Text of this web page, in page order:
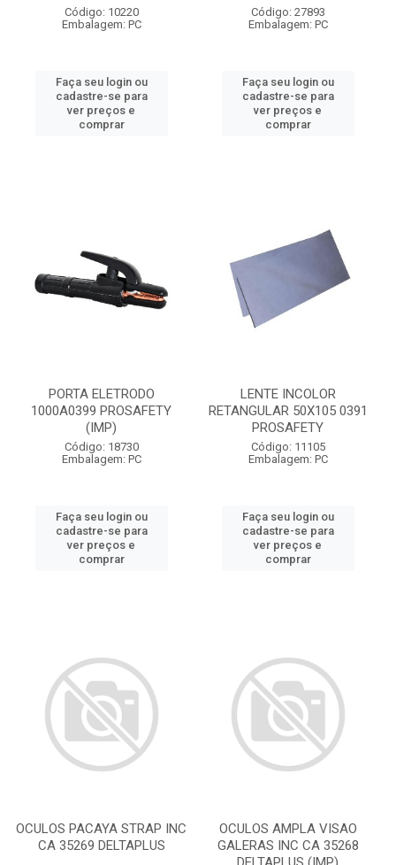
Código: 10220
Embalagem: PC
Faça seu login ou
cadastre-se para
ver preços e
comprar
Código: 27893
Embalagem: PC
Faça seu login ou
cadastre-se para
ver preços e
comprar
PORTA ELETRODO
1000A0399 PROSAFETY
(IMP)
Código: 18730
Embalagem: PC
Faça seu login ou
cadastre-se para
ver preços e
comprar
LENTE INCOLOR
RETANGULAR 50X105 0391
PROSAFETY
Código: 11105
Embalagem: PC
Faça seu login ou
cadastre-se para
ver preços e
comprar
OCULOS PACAYA STRAP INC
CA 35269 DELTAPLUS
OCULOS AMPLA VISAO
GALERAS INC CA 35268